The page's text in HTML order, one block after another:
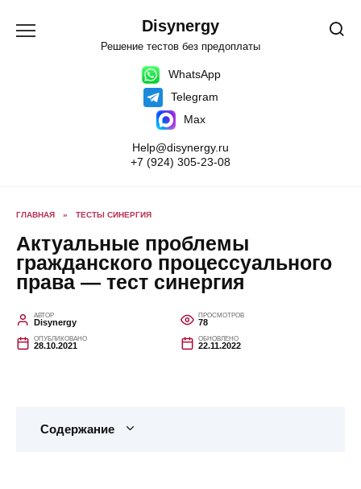
содержанию
Disynergy
Решение тестов без предоплаты
WhatsApp
Telegram
Max
Help@disynergy.ru
+7 (924) 305-23-08
ГЛАВНАЯ » ТЕСТЫ СИНЕРГИЯ
Актуальные проблемы
гражданского процессуального
права — тест синергия
АВТОР
Disynergy
ПРОСМОТРОВ
78
ОПУБЛИКОВАНО
28.10.2021
ОБНОВЛЕНО
22.11.2022
Содержание